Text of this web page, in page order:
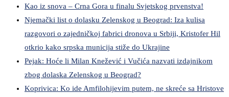
Kao iz snova – Crna Gora u finalu Svjetskog prvenstva!
Njemački list o dolasku Zelenskog u Beograd: Iza kulisa
razgovori o zajedničkoj fabrici dronova u Srbiji, Kristofer Hil
otkrio kako srpska municija stiže do Ukrajine
Pejak: Hoće li Milan Knežević i Vučića nazvati izdajnikom
zbog dolaska Zelenskog u Beograd?
Koprivica: Ko ide Amfilohijevim putem, ne skreće sa Hristove